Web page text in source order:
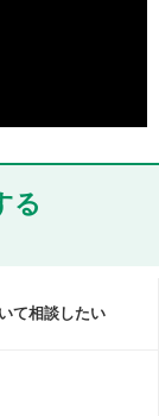
る
て相談したい